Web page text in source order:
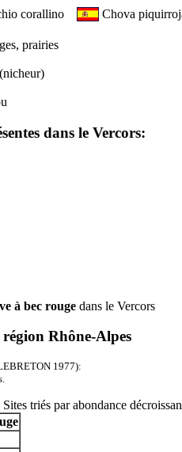
corallino
Chova
prairies
dans le Vercors:
à bec rouge dans le Vercors
région Rhône-Alpes
1977):
triés par abondance